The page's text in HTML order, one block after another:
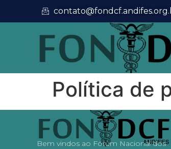
Política de
Bem vindos ao Fórum Nacional dos